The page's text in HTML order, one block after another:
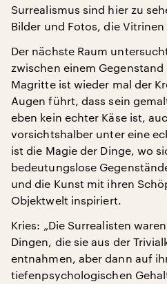
Surrealismus sind hier zu
Bilder und Fotos, die
Der nächste Raum
zwischen einem
Magritte ist wieder mal der
Augen führt, dass sein
eben kein echter Käse ist,
vorsichtshalber unter eine
ist die Magie der Dinge, wo
bedeutungslose
und die Kunst mit ihren
Objektwelt inspiriert.
Kries: „Die Surrealisten
Dingen, die sie aus der
entnahmen, aber dann auf
tiefenpsychologischen